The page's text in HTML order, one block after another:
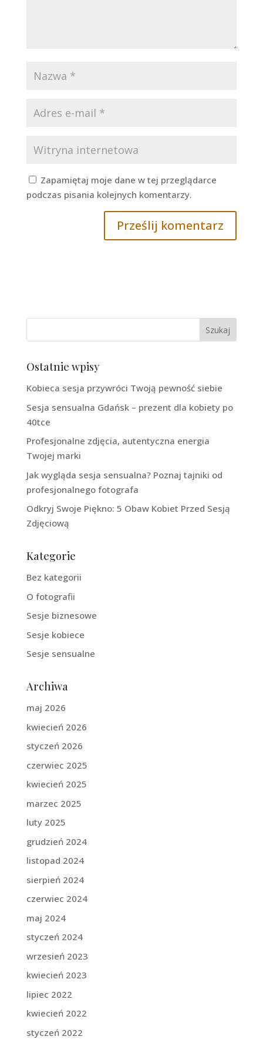
Zapamiętaj moje dane w tej przeglądarce
podczas pisania kolejnych komentarzy.
Ostatnie wpisy
Kobieca sesja przywróci Twoją pewność siebie
Sesja sensualna Gdańsk – prezent dla kobiety po
40tce
Profesjonalne zdjęcia, autentyczna energia
Twojej marki
Jak wygląda sesja sensualna? Poznaj tajniki od
profesjonalnego fotografa
Odkryj Swoje Piękno: 5 Obaw Kobiet Przed Sesją
Zdjęciową
Kategorie
Bez kategorii
O fotografii
Sesje biznesowe
Sesje kobiece
Sesje sensualne
Archiwa
maj 2026
kwiecień 2026
styczeń 2026
czerwiec 2025
kwiecień 2025
marzec 2025
luty 2025
grudzień 2024
listopad 2024
sierpień 2024
czerwiec 2024
maj 2024
styczeń 2024
wrzesień 2023
kwiecień 2023
lipiec 2022
kwiecień 2022
styczeń 2022